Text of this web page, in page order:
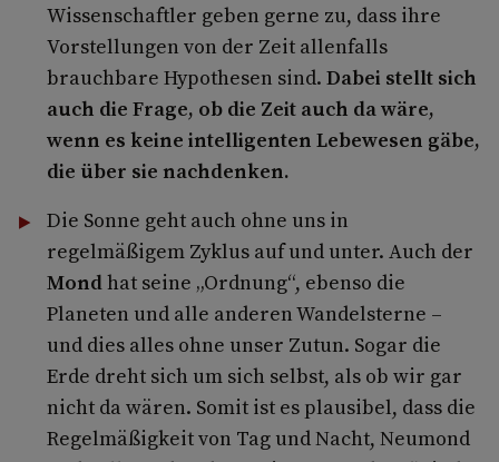
Wissenschaftler geben gerne zu, dass ihre
Vorstellungen von der Zeit allenfalls
brauchbare Hypothesen sind. Dabei stellt sich
auch die Frage, ob die Zeit auch da wäre,
wenn es keine intelligenten Lebewesen gäbe,
die über sie nachdenken.
Die Sonne geht auch ohne uns in
regelmäßigem Zyklus auf und unter. Auch der
Mondhat seine „Ordnung“, ebenso die
Planeten und alle anderen Wandelsterne –
und dies alles ohne unser Zutun. Sogar die
Erde dreht sich um sich selbst, als ob wir gar
nicht da wären. Somit ist es plausibel, dass die
Regelmäßigkeit von Tag und Nacht, Neumond